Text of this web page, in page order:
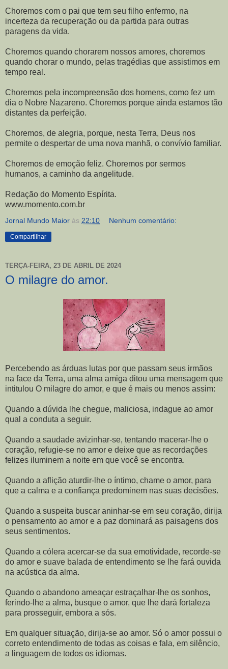
Choremos com o pai que tem seu filho enfermo, na
incerteza da recuperação ou da partida para outras
paragens da vida.
Choremos quando chorarem nossos amores, choremos
quando chorar o mundo, pelas tragédias que assistimos em
tempo real.
Choremos pela incompreensão dos homens, como fez um
dia o Nobre Nazareno. Choremos porque ainda estamos tão
distantes da perfeição.
Choremos, de alegria, porque, nesta Terra, Deus nos
permite o despertar de uma nova manhã, o convívio familiar.
Choremos de emoção feliz. Choremos por sermos
humanos, a caminho da angelitude.
Redação do Momento Espírita.
www.momento.com.br
Jornal Mundo Maior às 22:10 Nenhum comentário:
Compartilhar
TERÇA-FEIRA, 23 DE ABRIL DE 2024
O milagre do amor.
Percebendo as árduas lutas por que passam seus irmãos
na face da Terra, uma alma amiga ditou uma mensagem que
intitulou O milagre do amor, e que é mais ou menos assim:
Quando a dúvida lhe chegue, maliciosa, indague ao amor
qual a conduta a seguir.
Quando a saudade avizinhar-se, tentando macerar-lhe o
coração, refugie-se no amor e deixe que as recordações
felizes iluminem a noite em que você se encontra.
Quando a aflição aturdir-lhe o íntimo, chame o amor, para
que a calma e a confiança predominem nas suas decisões.
Quando a suspeita buscar aninhar-se em seu coração, dirija
o pensamento ao amor e a paz dominará as paisagens dos
seus sentimentos.
Quando a cólera acercar-se da sua emotividade, recorde-se
do amor e suave balada de entendimento se lhe fará ouvida
na acústica da alma.
Quando o abandono ameaçar estraçalhar-lhe os sonhos,
ferindo-lhe a alma, busque o amor, que lhe dará fortaleza
para prosseguir, embora a sós.
Em qualquer situação, dirija-se ao amor. Só o amor possui o
correto entendimento de todas as coisas e fala, em silêncio,
a linguagem de todos os idiomas.